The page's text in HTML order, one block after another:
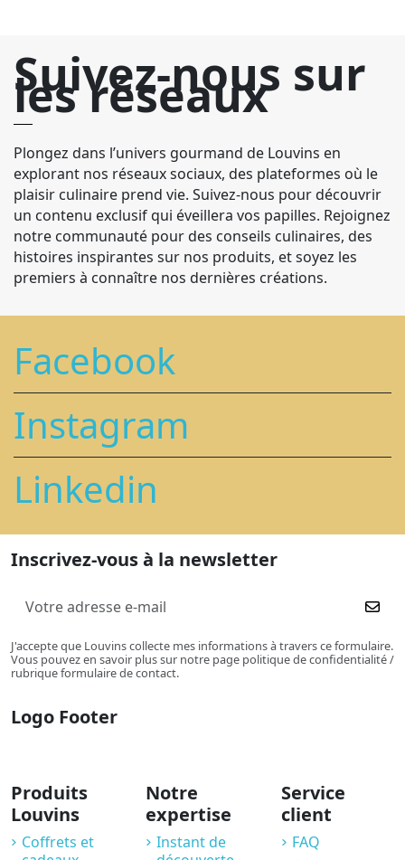
Suivez-nous sur
les réseaux
Plongez dans l’univers gourmand de Louvins en
explorant nos réseaux sociaux, des plateformes où le
plaisir culinaire prend vie. Suivez-nous pour découvrir
un contenu exclusif qui éveillera vos papilles. Rejoignez
notre communauté pour des conseils culinaires, des
histoires inspirantes sur nos produits, et soyez les
premiers à connaître nos dernières créations.
Facebook
Instagram
Linkedin
Inscrivez-vous à la newsletter
J'accepte que Louvins collecte mes informations à travers ce formulaire.
Vous pouvez en savoir plus sur notre page politique de confidentialité /
rubrique formulaire de contact.
Logo Footer
Produits
Louvins
Coffrets et
Notre
expertise
Instant de
Service
client
FAQ